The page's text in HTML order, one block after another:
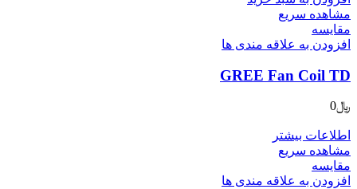
مشاهده سریع
مقایسه
افزودن به علاقه مندی ها
GREE Fan Coil TD
﷼0
اطلاعات بیشتر
مشاهده سریع
مقایسه
افزودن به علاقه مندی ها